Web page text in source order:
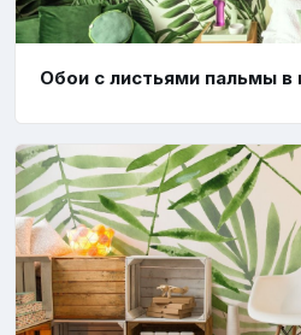
Обои с листьями пальмы в